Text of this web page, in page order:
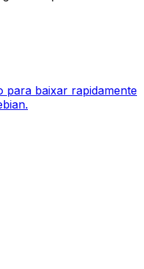
para baixar rapidamente